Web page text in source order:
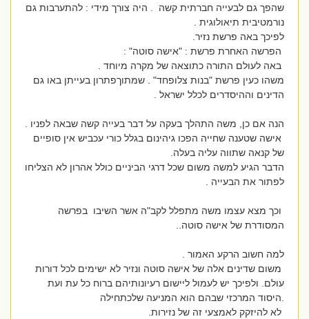
שהפך גם לבעייה חברתית קשה . היה צורך מידי : להתערבות גם
נורמטיבית תיאולוגית .
לפיכך באה פרשת נזיר.
הפרשה האחרת פרשת : "אישה סוטה" :
באה לעולם התורה כתוצאה של מקרה מיוחד .
משהו כעין פרשת "בנות צלופחד" . שמתוךפתרון בעייתן באו גם
הדינים וההיסדרים לכלל ישראל .
הנה אם כן, משה התהלך בעקה על דבר בעייה קשה שבאה לפניו .
אישה שטענה שחייה הפכו גיהינום בגלל כורי עכביש אין סופיים
של קנאה שתווה עליה בעלה.
הדבר הגיע למשה משום שכל דרגי הביניים כולל אהרון לא הצליחו
לפתור את הבעייה .
וכך מצא עצמו משה מתפלל לקב"ה אשר השיבו בפרשה
המסודרת של אישה סוטה..
למה חשוב הרקע האמור .
משום שדינים אלה של אישה סוטה ונזיר לא ישימים לכל דורות
עולם. ולפיכך יש לעמול ליישום רעיונותיהם ברוח כל עת ועת
.היסוד המרכזי שבהם הוא המניעה שלכתחילה
לא להיזקק לאמצעי זה של נזירות.